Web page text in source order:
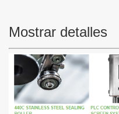
Mostrar detalles